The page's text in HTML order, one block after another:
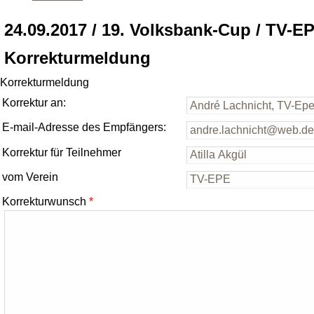
24.09.2017 / 19. Volksbank-Cup / TV-
Korrekturmeldung
Korrekturmeldung
Korrektur an:
E-mail-Adresse des Empfängers:
Korrektur für Teilnehmer
vom Verein
Korrekturwunsch *